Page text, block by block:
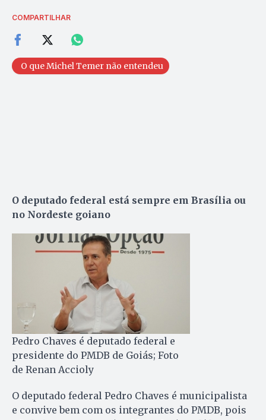
COMPARTILHAR
O que Michel Temer não entendeu
O deputado federal está sempre em Brasília ou
no Nordeste goiano
Pedro Chaves é deputado federal e
presidente do PMDB de Goiás; Foto
de Renan Accioly
O deputado federal Pedro Chaves é municipalista
e convive bem com os integrantes do PMDB, pois